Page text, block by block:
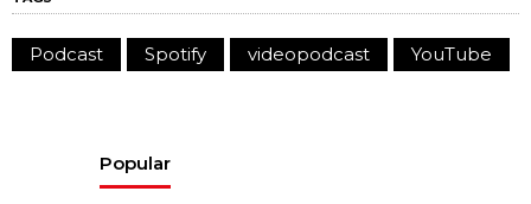
Podcast Spotify videopodcast YouTube
Popular